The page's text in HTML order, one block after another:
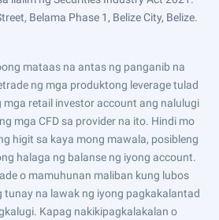
Belama Phase 1, Belize City, Belize.
mataas na antas ng panganib na
ng mga produktong leverage tulad
mga retail investor account ang nalulugi
mga CFD sa provider na ito. Hindi mo
higit sa kaya mong mawala, posibleng
halaga ng balanse ng iyong account.
o mamuhunan maliban kung lubos
tunay na lawak ng iyong pagkakalantad
Kapag nakikipagkalakalan o